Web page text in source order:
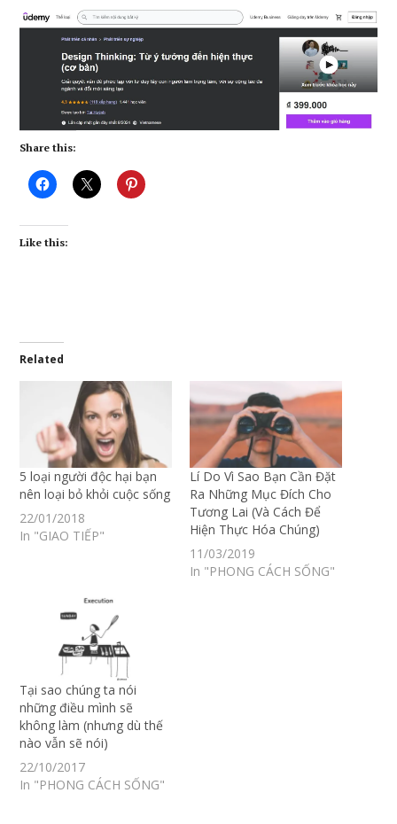
Share this:
Like this:
Related
5 loại người độc hại bạn
nên loại bỏ khỏi cuộc sống
22/01/2018
In "GIAO TIẾP"
Lí Do Vì Sao Bạn Cần Đặt
Ra Những Mục Đích Cho
Tương Lai (Và Cách Để
Hiện Thực Hóa Chúng)
11/03/2019
In "PHONG CÁCH SỐNG"
Tại sao chúng ta nói
những điều mình sẽ
không làm (nhưng dù thế
nào vẫn sẽ nói)
22/10/2017
In "PHONG CÁCH SỐNG"